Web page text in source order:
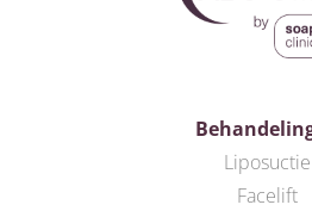
Liposuctie
Facelift